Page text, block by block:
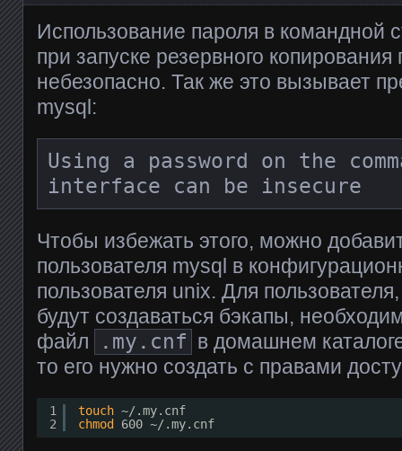
Использование пароля в командной
при запуске резервного копирования
небезопасно. Так же это вызывает
mysql:
Using a password on the
interface can be insecure
Чтобы избежать этого, можно
пользователя mysql в
пользователя unix. Для
будут создаваться бэкапы,
файл
.my.cnf в домашнем
то его нужно создать с правами
1
2
touch ~/.my.cnf
chmod
600 ~/.my.cnf